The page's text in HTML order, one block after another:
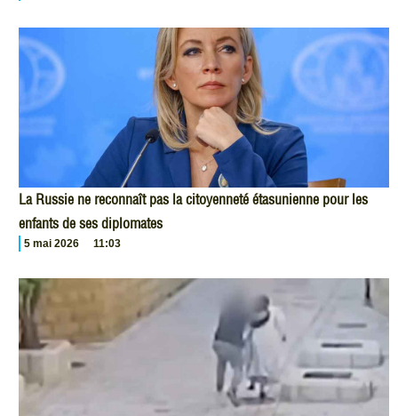
La Russie ne reconnaît pas la citoyenneté étasunienne pour les
enfants de ses diplomates
5 mai 2026 11:03